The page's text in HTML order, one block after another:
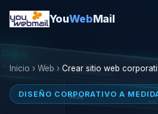
YouWebMail
Inicio › Web › Crear sitio web
DISEÑO CORPORATIVO A